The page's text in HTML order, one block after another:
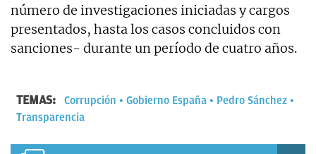
número de investigaciones iniciadas y cargos
presentados, hasta los casos concluidos con
sanciones- durante un período de cuatro años.
TEMAS: Corrupción Gobierno España
Pedro Sánchez
Transparencia